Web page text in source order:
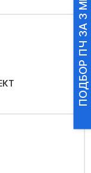
ПОДБОР ПЧ ЗА 3 МИНУТЫ